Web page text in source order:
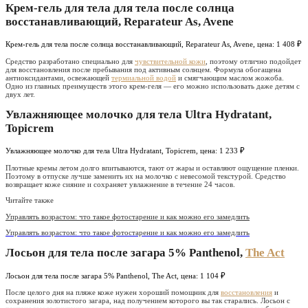
Крем-гель для тела для тела после солнца
восстанавливающий, Reparateur As, Avene
Крем-гель для тела после солнца восстанавливающий, Reparateur As, Avene, цена: 1 408 ₽
Средство разработано специально для чувствительной кожи , поэтому отлично подойдет
для восстановления после пребывания под активным солнцем. Формула обогащена
антиоксидантами, освежающей термиальной водой и смягчающим маслом жожоба.
Одно из главных преимуществ этого крем-геля — его можно использовать даже детям с
двух лет.
Увлажняющее молочко для тела Ultra Hydratant,
Topicrem
Увлажняющее молочко для тела Ultra Hydratant, Topicrem, цена: 1 233 ₽
Плотные кремы летом долго впитываются, тают от жары и оставляют ощущение пленки.
Поэтому в отпуске лучше заменить их на молочко с невесомой текстурой. Средство
возвращает коже сияние и сохраняет увлажнение в течение 24 часов.
Читайте также
Управлять возрастом: что такое фотостарение и как можно его замедлить
Управлять возрастом: что такое фотостарение и как можно его замедлить
Лосьон для тела после загара 5% Panthenol, The Act
Лосьон для тела после загара 5% Panthenol, The Act, цена: 1 104 ₽
После целого дня на пляже коже нужен хороший помощник для восстановления и
сохранения золотистого загара, над получением которого вы так старались. Лосьон с